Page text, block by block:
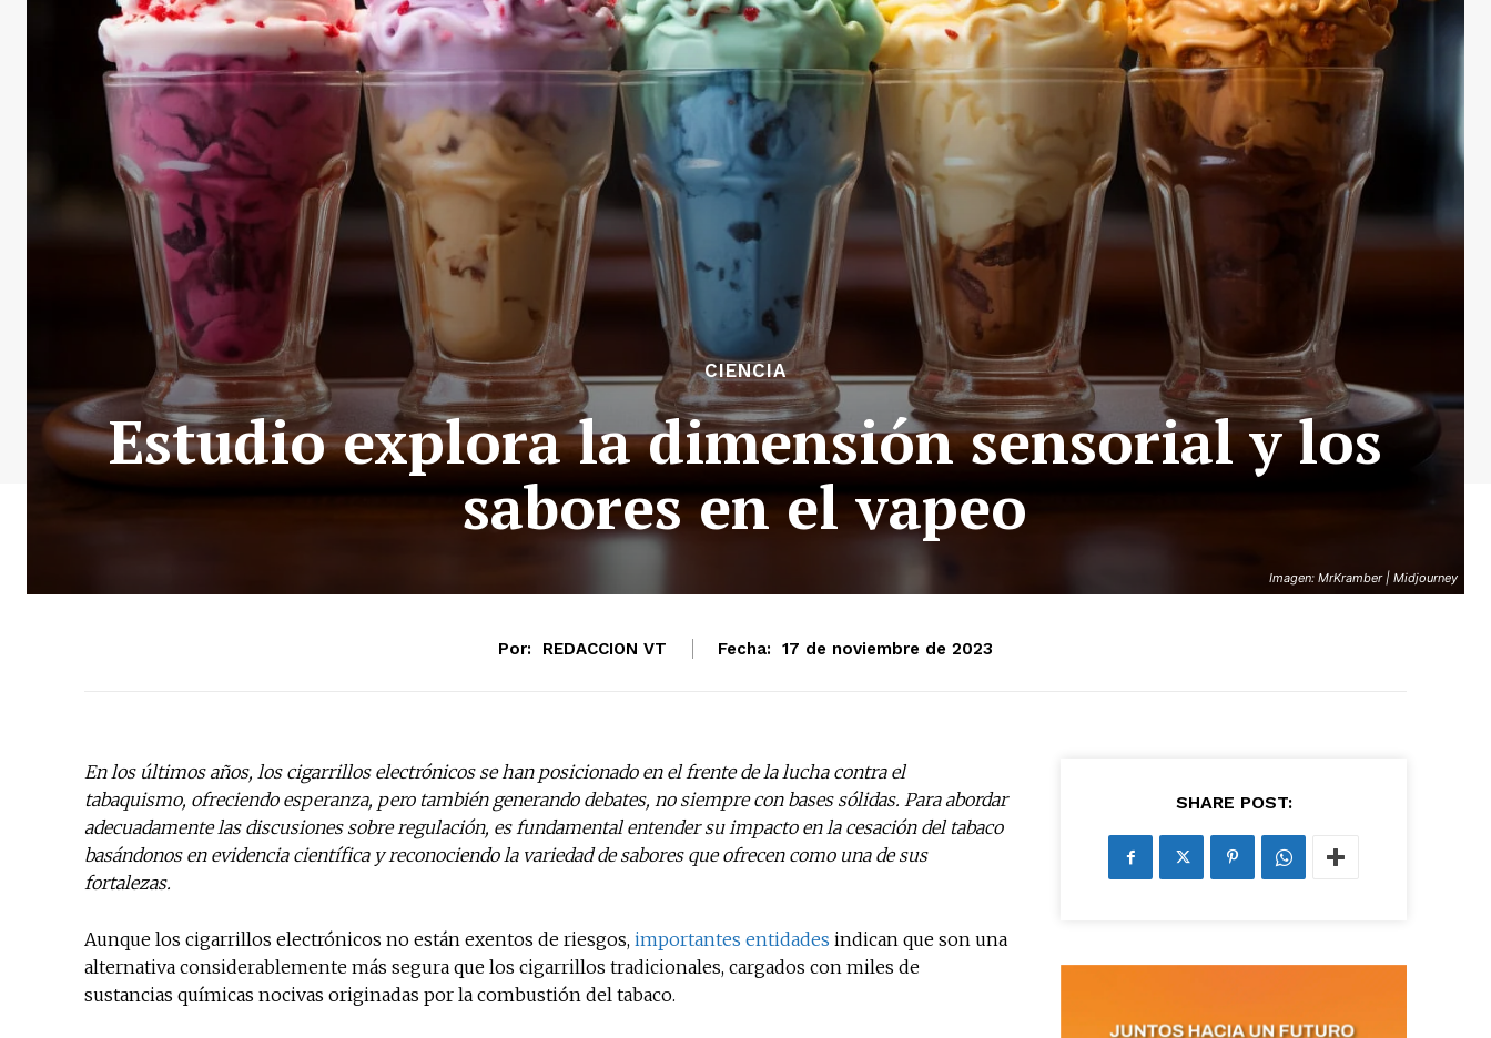
Imagen: MrKramber | Midjourney
CIENCIA
Estudio explora la dimensión sensorial y los
sabores en el vapeo
Por: REDACCION VT Fecha: 17 de noviembre de 2023
En los últimos años, los cigarrillos electrónicos se han posicionado en el frente de la lucha contra el
tabaquismo, ofreciendo esperanza, pero también generando debates, no siempre con bases sólidas. Para abordar
adecuadamente las discusiones sobre regulación, es fundamental entender su impacto en la cesación del tabaco
basándonos en evidencia científica y reconociendo la variedad de sabores que ofrecen como una de sus
fortalezas.
Aunque los cigarrillos electrónicos no están exentos de riesgos, importantes entidades indican que son una
alternativa considerablemente más segura que los cigarrillos tradicionales, cargados con miles de
sustancias químicas nocivas originadas por la combustión del tabaco.
SHARE POST: